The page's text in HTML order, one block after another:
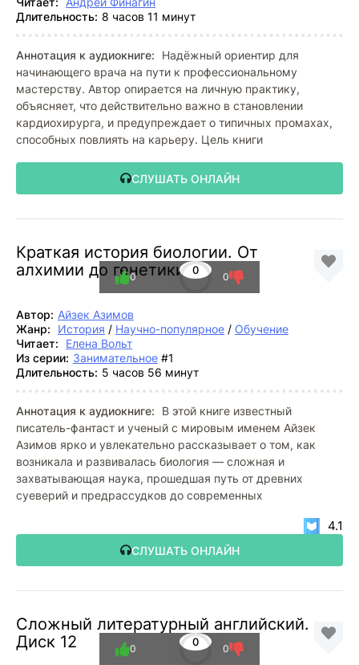
Длительность: 8 часов 11 минут
Аннотация к аудиокниге:
Надёжный ориентир для
начинающего врача на пути к профессиональному
мастерству. Автор опирается на личную практику,
объясняет, что действительно важно в становлении
кардиохирурга, и предупреждает о типичных промахах,
способных повлиять на карьеру. Цель книги
СЛУШАТЬ ОНЛАЙН
Краткая история биологии. От
алхимии до генетики 0
0 0
Автор: Айзек Азимов
Жанр:
История / Научно-популярное / Обучение
Читает:
Елена Вольт
Из серии: Занимательное #1
Длительность: 5 часов 56 минут
Аннотация к аудиокниге:
В этой книге известный
писатель-фантаст и ученый с мировым именем Айзек
Азимов ярко и увлекательно рассказывает о том, как
возникала и развивалась биология — сложная и
захватывающая наука, прошедшая путь от древних
суеверий и предрассудков до современных
СЛУШАТЬ ОНЛАЙН
4.1
Сложный литературный английский.
Диск 12
0
0 0